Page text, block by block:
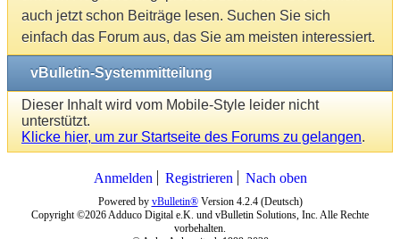
auch jetzt schon Beiträge lesen. Suchen Sie sich
einfach das Forum aus, das Sie am meisten interessiert.
vBulletin-Systemmitteilung
Dieser Inhalt wird vom Mobile-Style leider nicht
unterstützt.
Klicke hier, um zur Startseite des Forums zu gelangen.
Anmelden Registrieren Nach oben
Powered by vBulletin®Version 4.2.4 (Deutsch)
Copyright ©2026 Adduco Digital e.K. und vBulletin Solutions, Inc. Alle Rechte
vorbehalten.